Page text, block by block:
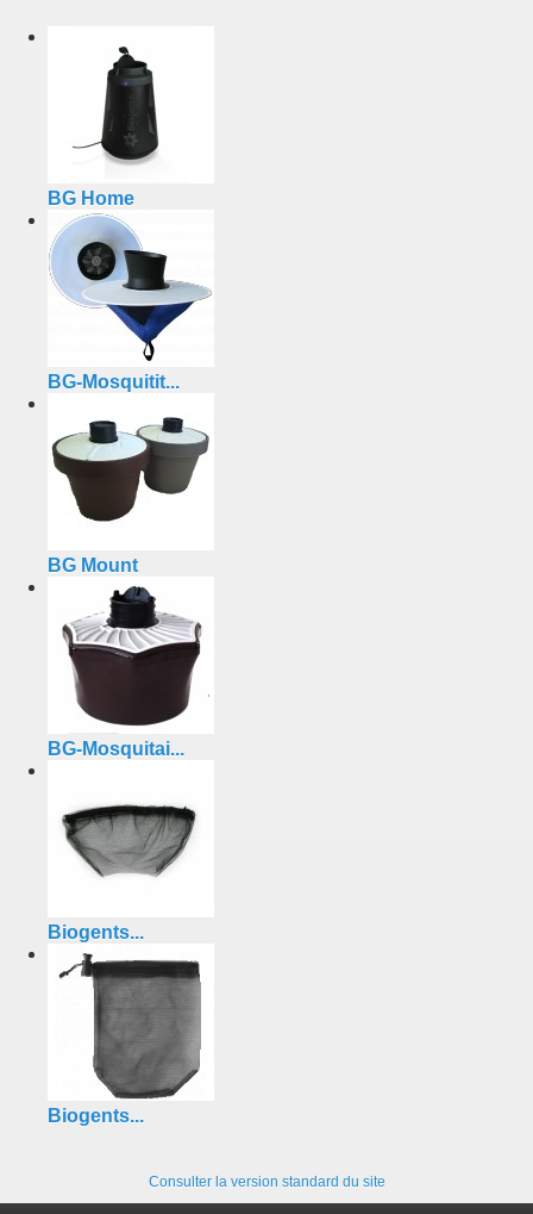
BG Home
BG-Mosquitit...
BG Mount
BG-Mosquitai...
Biogents...
Biogents...
Consulter la version standard du site